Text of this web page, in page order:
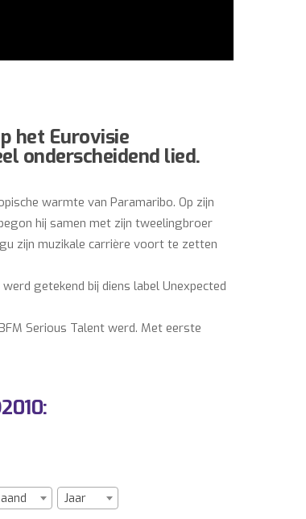
het Eurovisie
onderscheidend lied.
warmte van Paramaribo. Op zijn
hij samen met zijn tweelingbroer
zijn muzikale carrière voort te zetten
getekend bij diens label Unexpected
Serious Talent werd. Met eerste
hij sindsdien een graag geziene
stond hij met zijn band op diverse
van Blaudzun, Remy van
12 maanden. Het jaar 2016 werd
voor een Edison in de categorie ‘Beste
aanging met Perquisite, is
Jaar